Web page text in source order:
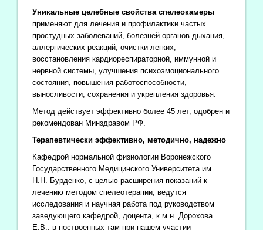
Уникальные целебные свойства спелеокамеры
применяют для лечения и профилактики частых
простудных заболеваний, болезней органов дыхания,
аллергических реакций, очистки легких,
восстановления кардиореспираторной, иммунной и
нервной системы, улучшения психоэмоционального
состояния, повышения работоспособности,
выносливости, сохранения и укрепления здоровья.
Метод действует эффективно более 45 лет, одобрен и
рекомендован Минздравом РФ.
Терапевтически эффективно, методично, надежно
Кафедрой нормальной физиологии Воронежского
Государственного Медицинского Университета им.
Н.Н. Бурденко, с целью расширения показаний к
лечению методом спелеотерапии, ведутся
исследования и научная работа под руководством
заведующего кафедрой, доцента, к.м.н. Дорохова
Е.В., в построенных там при нашем участии